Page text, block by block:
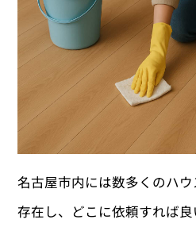
名古屋市内には数多くのハ
存在し、どこに依頼すれば